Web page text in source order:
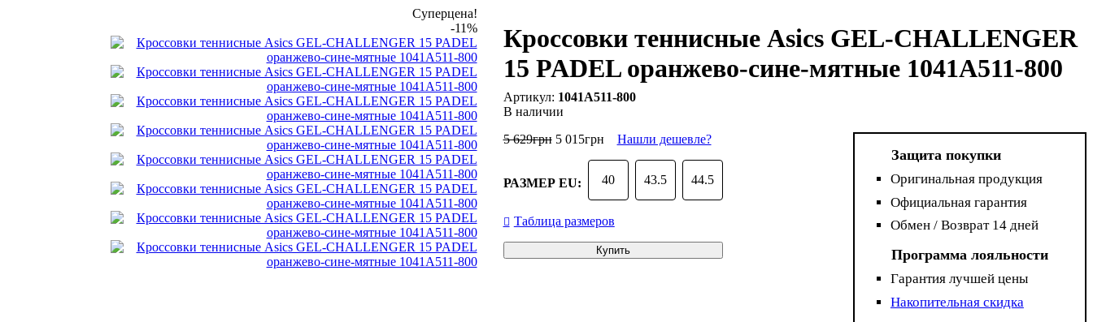
Суперцена!
-11%
Кроссовки теннисные Asics GEL-CHALLENGER
15 PADEL оранжево-сине-мятные 1041A511-800
1041A511-800
В наличии
5 629грн 5 015грн Нашли дешевле?
РАЗМЕР EU: 40 43.5 44.5
Таблица размеров
Купить
Защита покупки
Оригинальная продукция
Официальная гарантия
Обмен / Возврат 14 дней
Программа лояльности
Гарантия лучшей цены
Накопительная скидка